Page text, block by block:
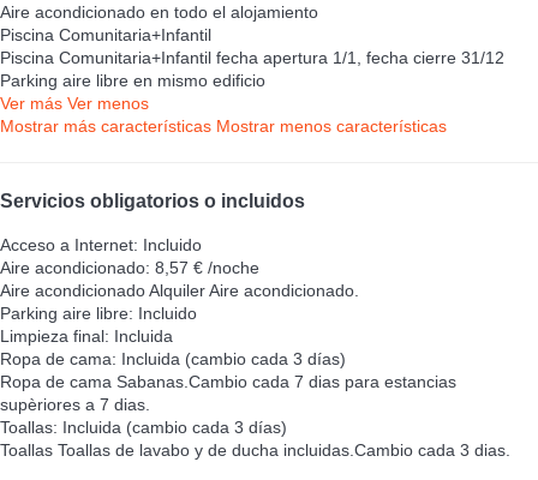
Aire acondicionado en todo el alojamiento
Piscina Comunitaria+Infantil
Piscina Comunitaria+Infantil fecha apertura 1/1, fecha cierre 31/12
Parking aire libre en mismo edificio
Ver más Ver menos
Mostrar más características Mostrar menos características
Servicios obligatorios o incluidos
Acceso a Internet: Incluido
Aire acondicionado: 8,57 € /noche
Aire acondicionadoAlquiler Aire acondicionado.
Parking aire libre: Incluido
Limpieza final: Incluida
Ropa de cama: Incluida (cambio cada 3 días)
Ropa de cama Sabanas.Cambio cada 7 dias para estancias
supèriores a 7 dias.
Toallas: Incluida (cambio cada 3 días)
Toallas Toallas de lavabo y de ducha incluidas.Cambio cada 3 dias.